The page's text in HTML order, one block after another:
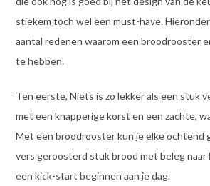
stiekem toch wel een must-have.
aantal redenen waarom een broodrooster
te hebben.
Ten eerste, Niets is zo lekker als een stuk
met een knapperige korst en een zachte,
Met een broodrooster kun je elke ochtend
vers geroosterd stuk brood met beleg naar
een kick-start beginnen aan je dag.